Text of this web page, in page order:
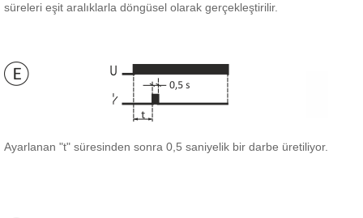
süreleri eşit aralıklarla döngüsel olarak gerçekleştirilir.
Ayarlanan "t" süresinden sonra 0,5 saniyelik bir darbe üretiliyor.